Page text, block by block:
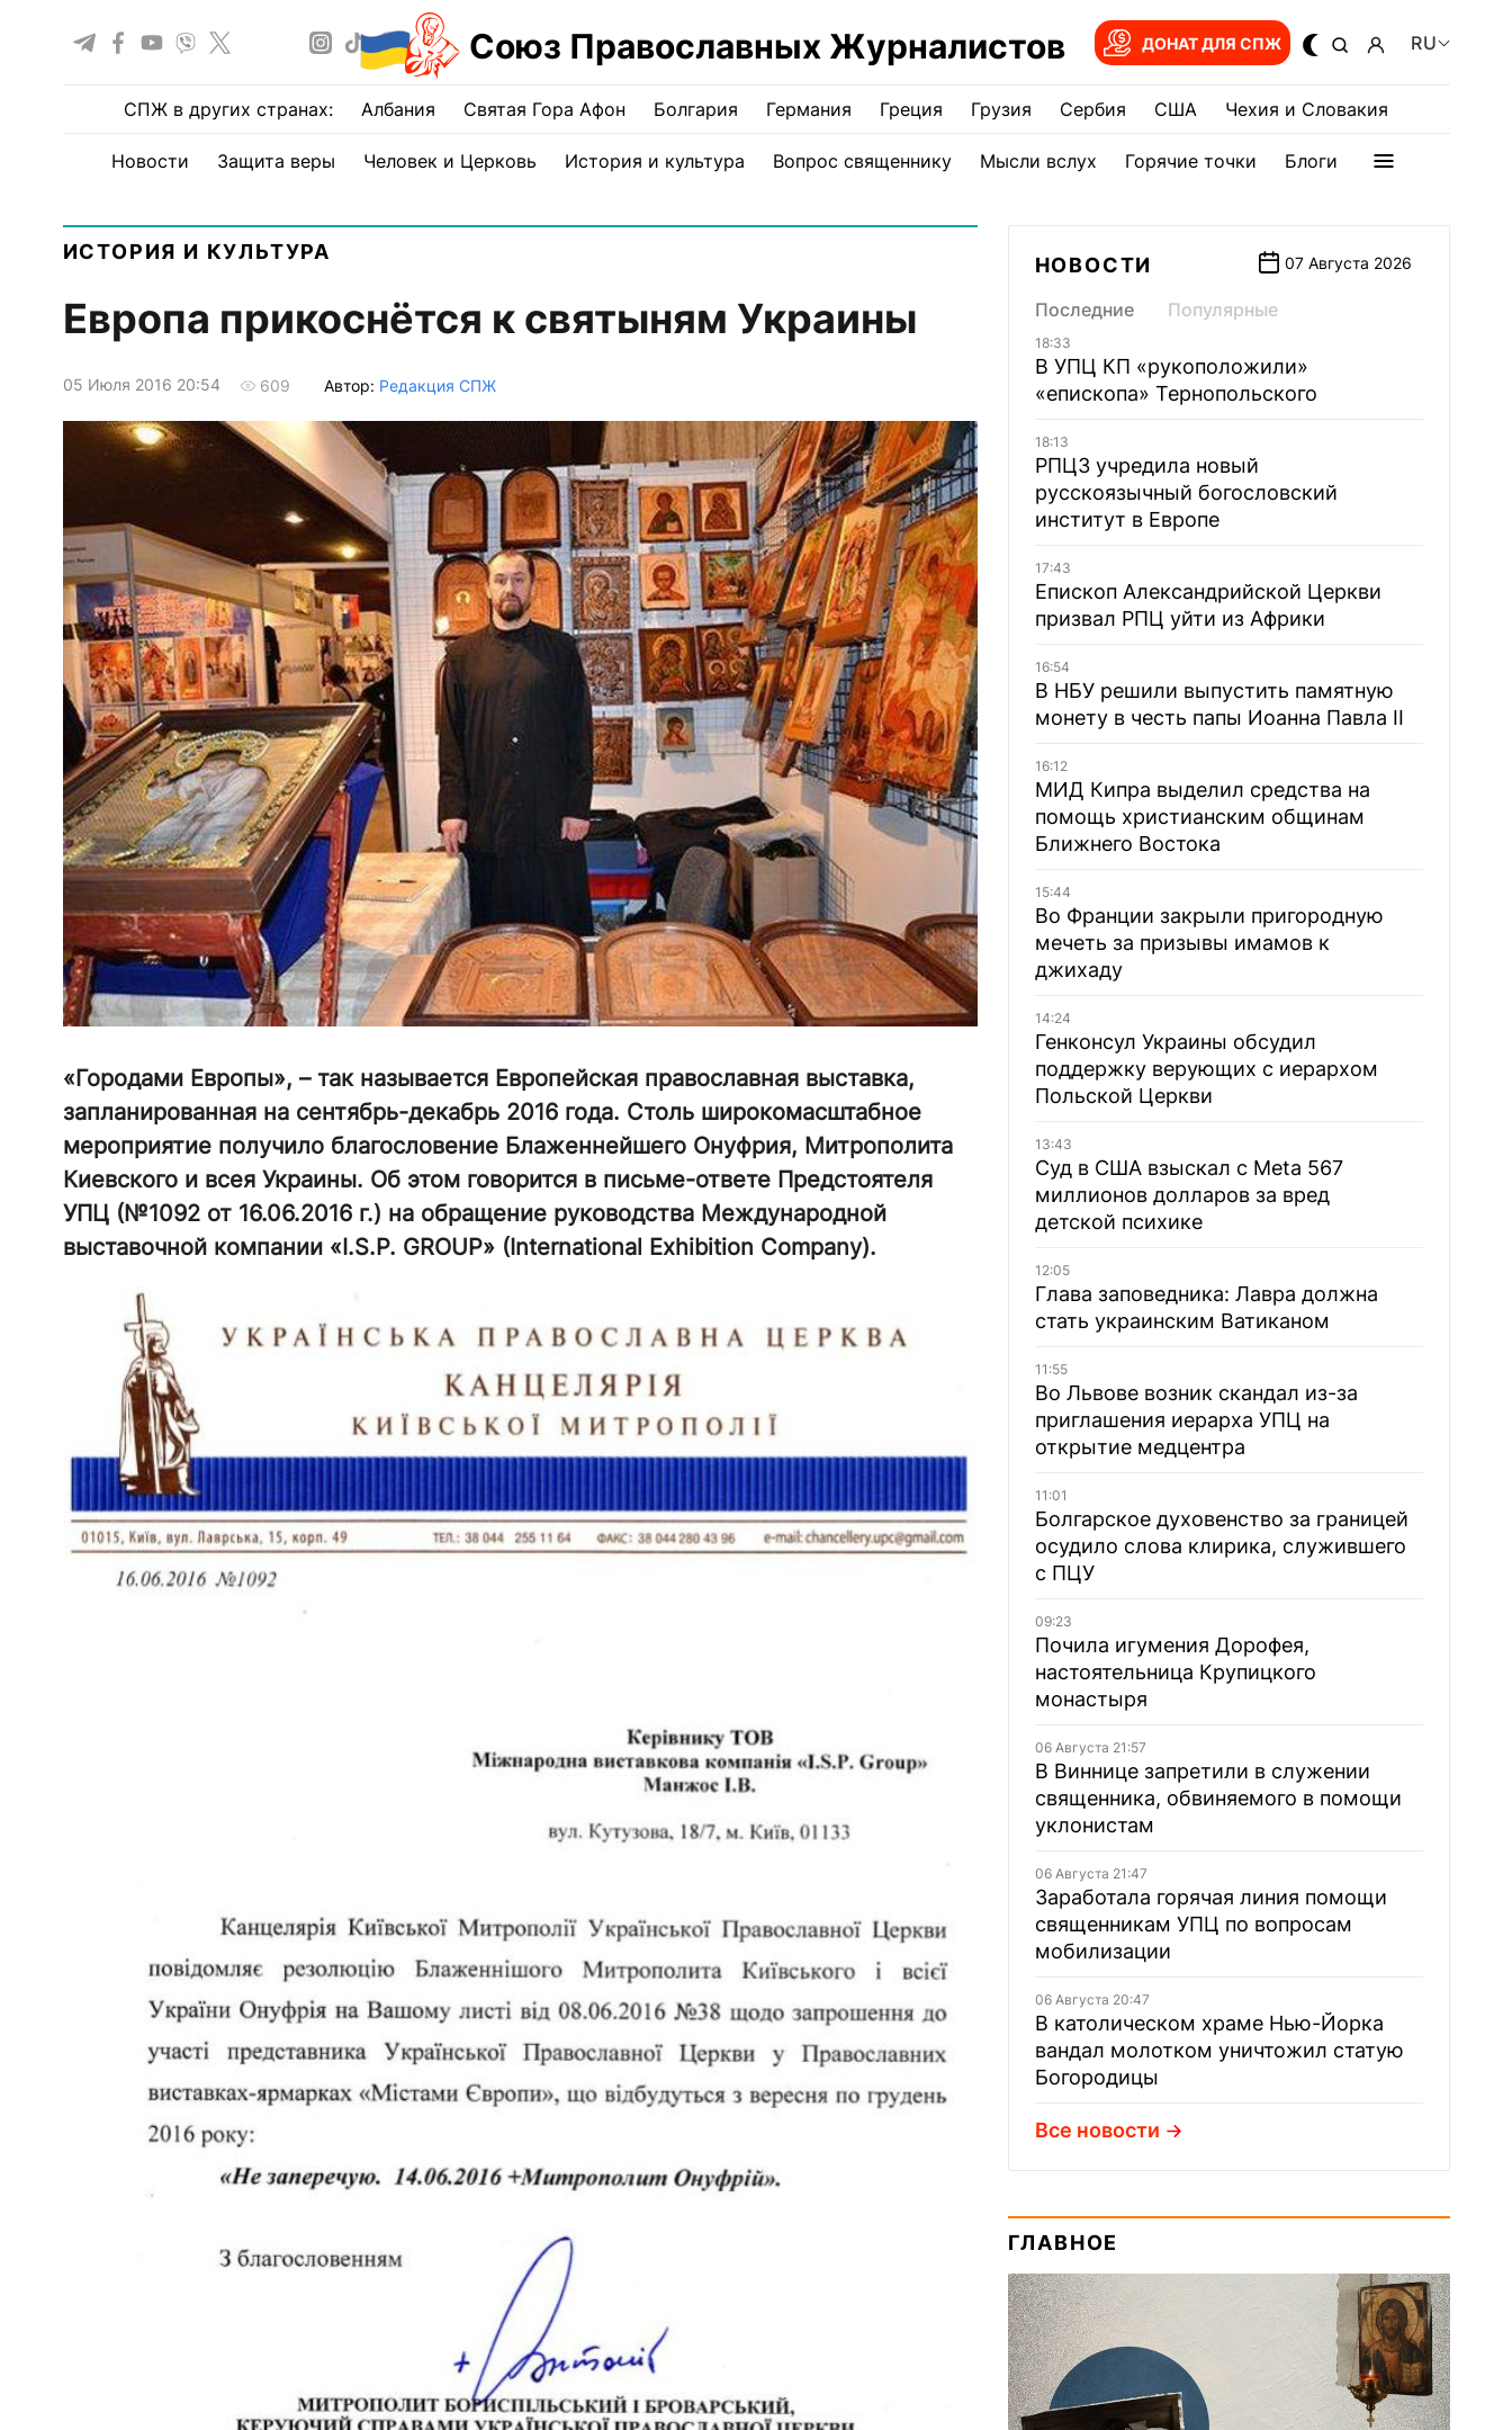
Союз Православных Журналистов ДОНАТ ДЛЯ СПЖ RU
СПЖ в других странах: Албания Святая Гора Афон Болгария Германия Греция Грузия Сербия США Чехия и Словакия
Новости Защита веры Человек и Церковь История и культура Вопрос священнику Мысли вслух Горячие точки Блоги
ИСТОРИЯ И КУЛЬТУРА
Европа прикоснётся к святыням Украины
05 Июля 2016 20:54 609 Автор: Редакция СПЖ
«Городами Европы», – так называется Европейская православная выставка,
запланированная на сентябрь-декабрь 2016 года. Столь широкомасштабное
мероприятие получило благословение Блаженнейшего Онуфрия, Митрополита
Киевского и всея Украины. Об этом говорится в письме-ответе Предстоятеля
УПЦ (№1092 от 16.06.2016 г.) на обращение руководства Международной
выставочной компании «I.S.P. GROUP» (International Exhibition Company).
НОВОСТИ 07 Августа 2026
Последние Популярные
18:33
В УПЦ КП «рукоположили»
«епископа» Тернопольского
18:13
РПЦЗ учредила новый
русскоязычный богословский
институт в Европе
17:43
Епископ Александрийской Церкви
призвал РПЦ уйти из Африки
16:54
В НБУ решили выпустить памятную
монету в честь папы Иоанна Павла II
16:12
МИД Кипра выделил средства на
помощь христианским общинам
Ближнего Востока
15:44
Во Франции закрыли пригородную
мечеть за призывы имамов к
джихаду
14:24
Генконсул Украины обсудил
поддержку верующих с иерархом
Польской Церкви
13:43
Суд в США взыскал с Meta 567
миллионов долларов за вред
детской психике
12:05
Глава заповедника: Лавра должна
стать украинским Ватиканом
11:55
Во Львове возник скандал из-за
приглашения иерарха УПЦ на
открытие медцентра
11:01
Болгарское духовенство за границей
осудило слова клирика, служившего
с ПЦУ
09:23
Почила игумения Дорофея,
настоятельница Крупицкого
монастыря
06 Августа 21:57
В Виннице запретили в служении
священника, обвиняемого в помощи
уклонистам
06 Августа 21:47
Заработала горячая линия помощи
священникам УПЦ по вопросам
мобилизации
06 Августа 20:47
В католическом храме Нью-Йорка
вандал молотком уничтожил статую
Богородицы
Все новости
ГЛАВНОЕ